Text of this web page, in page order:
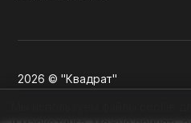
2026 © "Квадрат"